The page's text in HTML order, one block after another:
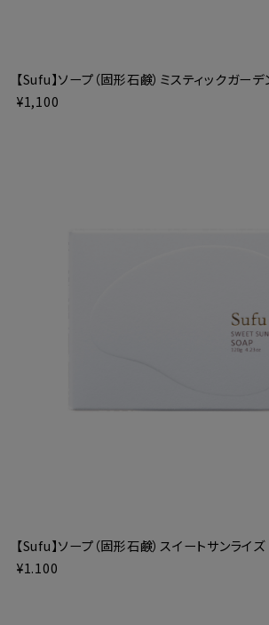
【Sufu】ソープ（固形石鹸）ミスティックガーデ
¥1,100
【Sufu】ソープ（固形石鹸）スイートサンライズ
¥1.100